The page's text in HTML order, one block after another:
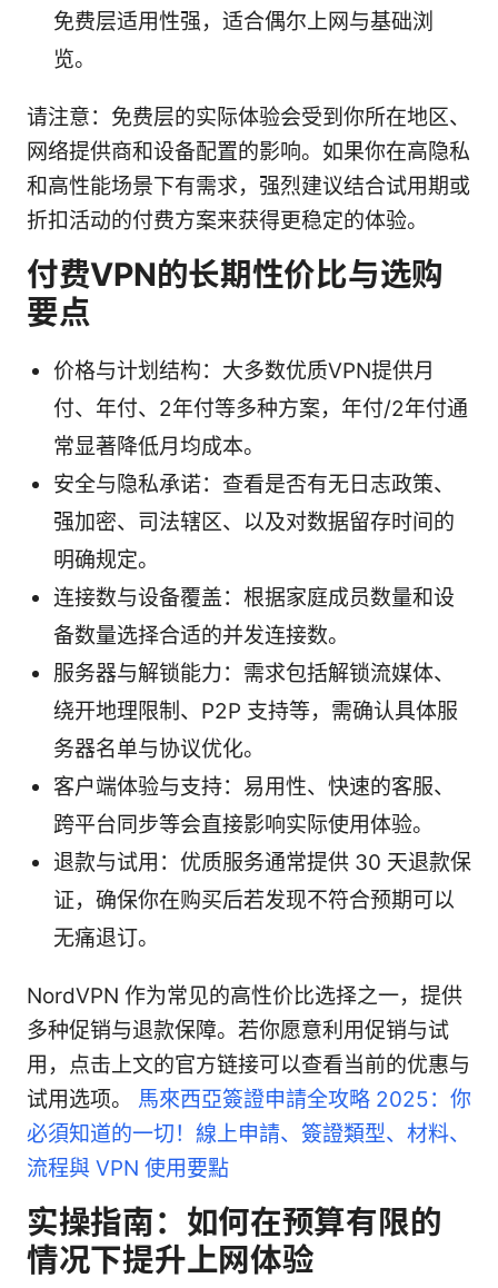
免费层适用性强，适合偶尔上网与基础浏
览。
请注意：免费层的实际体验会受到你所在地区、
网络提供商和设备配置的影响。如果你在高隐私
和高性能场景下有需求，强烈建议结合试用期或
折扣活动的付费方案来获得更稳定的体验。
付费VPN的长期性价比与选购
要点
价格与计划结构：大多数优质VPN提供月
付、年付、2年付等多种方案，年付/2年付通
常显著降低月均成本。
安全与隐私承诺：查看是否有无日志政策、
强加密、司法辖区、以及对数据留存时间的
明确规定。
连接数与设备覆盖：根据家庭成员数量和设
备数量选择合适的并发连接数。
服务器与解锁能力：需求包括解锁流媒体、
绕开地理限制、P2P 支持等，需确认具体服
务器名单与协议优化。
客户端体验与支持：易用性、快速的客服、
跨平台同步等会直接影响实际使用体验。
退款与试用：优质服务通常提供 30 天退款保
证，确保你在购买后若发现不符合预期可以
无痛退订。
NordVPN 作为常见的高性价比选择之一，提供
多种促销与退款保障。若你愿意利用促销与试
用，点击上文的官方链接可以查看当前的优惠与
试用选项。 馬來西亞簽證申請全攻略 2025：你
必須知道的一切！線上申請、簽證類型、材料、
流程與 VPN 使用要點
实操指南：如何在预算有限的
情况下提升上网体验